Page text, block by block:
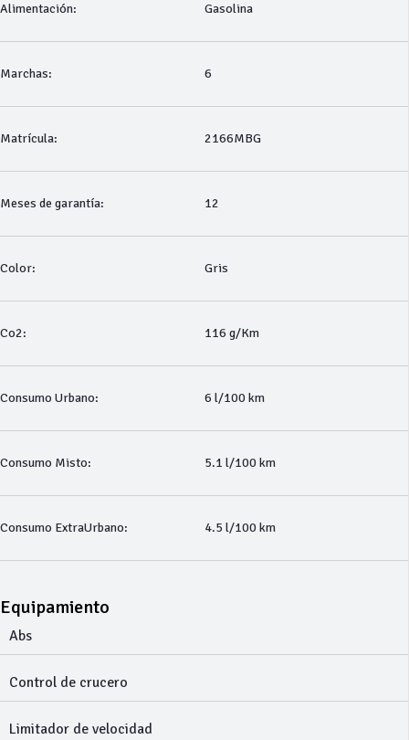
Alimentación: Gasolina
Marchas: 6
Matrícula: 2166MBG
Meses de garantía: 12
Color: Gris
Co2: 116 g/Km
Consumo Urbano: 6 l/100 km
Consumo Misto: 5.1 l/100 km
Consumo ExtraUrbano: 4.5 l/100 km
Equipamiento
Abs
Control de crucero
Limitador de velocidad